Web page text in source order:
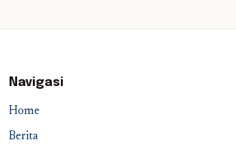
Navigasi
Home
Berita